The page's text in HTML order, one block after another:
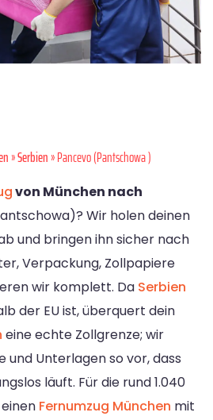
»Serbien» Pancevo (Pantschowa )
von München nach
Wir holen deinen
und bringen ihn sicher nach
Verpackung, Zollpapiere
wir komplett. Da Serbien
der EU ist, überquert dein
eine echte Zollgrenze; wir
Unterlagen so vor, dass
läuft. Für die rund 1.040
Fernumzug München mit